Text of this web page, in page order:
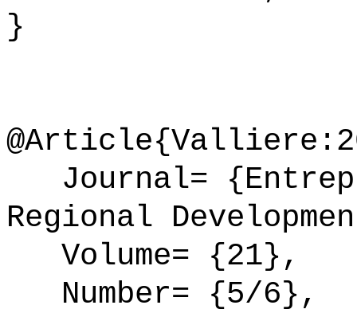
}
Journal=
Regional
Volume= {21},
Number= {5/6},